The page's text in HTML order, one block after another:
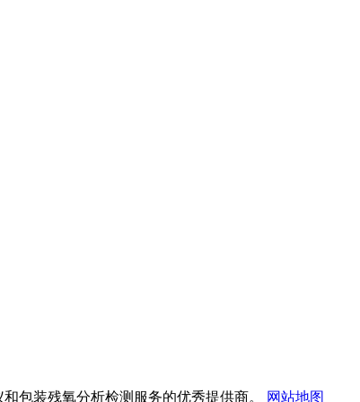
包装残氧分析检测服务的优秀提供商。
网站地图